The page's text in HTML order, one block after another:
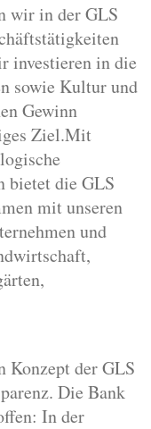
wir in der GLS
investieren in die
sowie Kultur und
Gewinn
Ziel.Mit
bietet die GLS
mit unseren
und
Konzept der GLS
Die Bank
In der